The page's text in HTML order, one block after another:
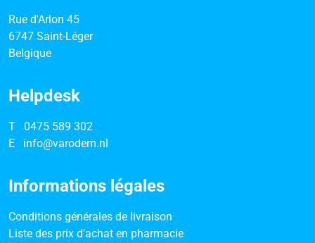
Rue d'Arlon 45
6747 Saint-Léger
Belgique
Helpdesk
T
0475 589 302
E
info@varodem.nl
Informations légales
Conditions générales de livraison
Liste des prix d’achat en pharmacie